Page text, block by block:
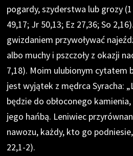
pogardy, szyderstwa lub grozy
49,17; Jr 50,13; Ez 27,36; So
gwizdaniem przywoływać
albo muchy i pszczoły z okazji
7,18). Moim ulubionym cytatem
jest wyjątek z mędrca Syracha:
będzie do obłoconego
jego hańbą. Leniwiec
nawozu, każdy, kto go
22,1-2).